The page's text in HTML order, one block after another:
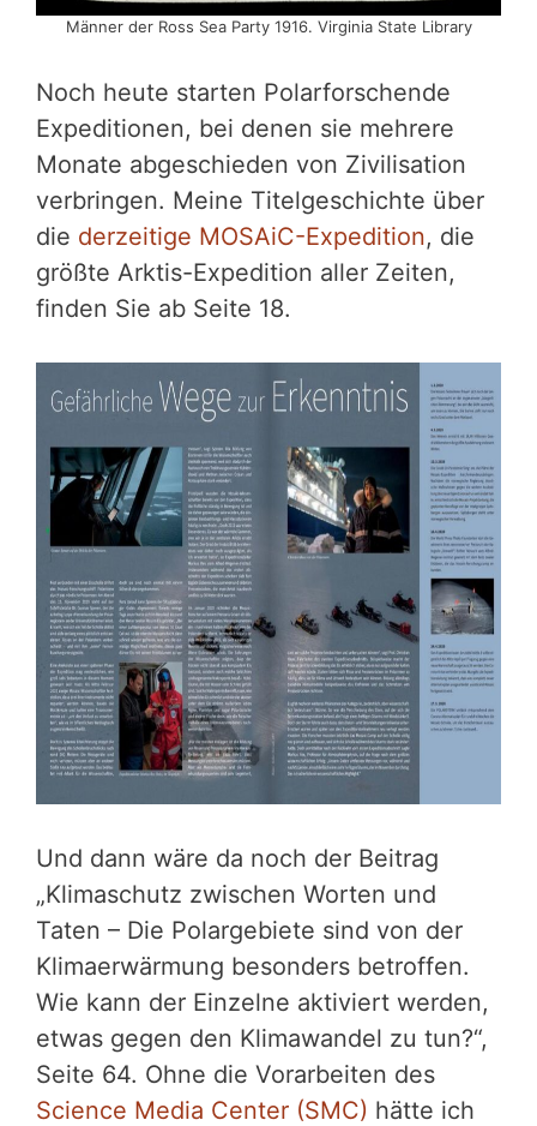
Männer der Ross Sea Party 1916. Virginia State Library
Noch heute starten Polarforschende
Expeditionen, bei denen sie mehrere
Monate abgeschieden von Zivilisation
verbringen. Meine Titelgeschichte über
die derzeitige MOSAiC-Expedition, die
größte Arktis-Expedition aller Zeiten,
finden Sie ab Seite 18.
Und dann wäre da noch der Beitrag
„Klimaschutz zwischen Worten und
Taten – Die Polargebiete sind von der
Klimaerwärmung besonders betroffen.
Wie kann der Einzelne aktiviert werden,
etwas gegen den Klimawandel zu tun?“,
Seite 64. Ohne die Vorarbeiten des
Science Media Center (SMC) hätte ich